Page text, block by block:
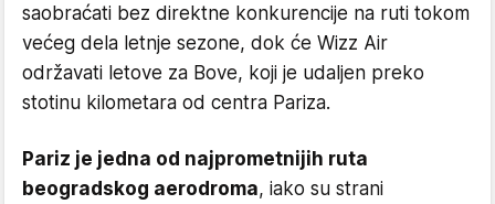
saobraćati bez direktne konkurencije na ruti tokom
većeg dela letnje sezone, dok će Wizz Air
održavati letove za Bove, koji je udaljen preko
stotinu kilometara od centra Pariza.
Pariz je jedna od najprometnijih ruta
beogradskog aerodroma, iako su strani